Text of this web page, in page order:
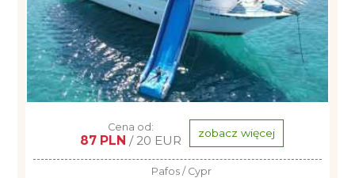
Cena od:
87 PLN / 20 EUR zobacz więcej
Pafos / Cypr